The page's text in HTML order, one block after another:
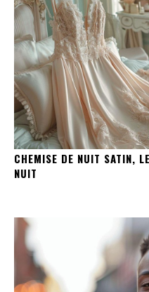
CHEMISE DE NUIT SATIN,
NUIT